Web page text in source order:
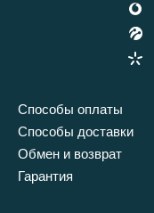
Способы оплаты
Способы доставки
Обмен и возврат
Гарантия